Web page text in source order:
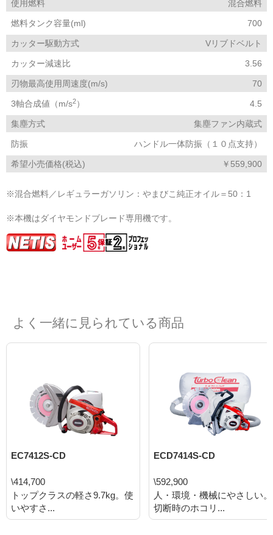
使用燃料 混合燃料
燃料タンク容量(ml) 700
カッター駆動方式 Vリブドベルト
カッター減速比 3.56
刃物最高使用周速度(m/s) 70
3軸合成値（m/s2） 4.5
集塵方式 集塵ファン内蔵式
防振 ハンドル一体防振（１０点支持）
希望小売価格(税込) ￥559,900
※混合燃料／レギュラーガソリン：やまびこ純正オイル＝50：1
※本機はダイヤモンドブレード専用機です。
よく一緒に見られている商品
EC7412S-CD
\414,700
トップクラスの軽さ9.7kg。使
いやすさ...
ECD7414S-CD
\592,900
人・環境・機械にやさしい。
切断時のホコリ...